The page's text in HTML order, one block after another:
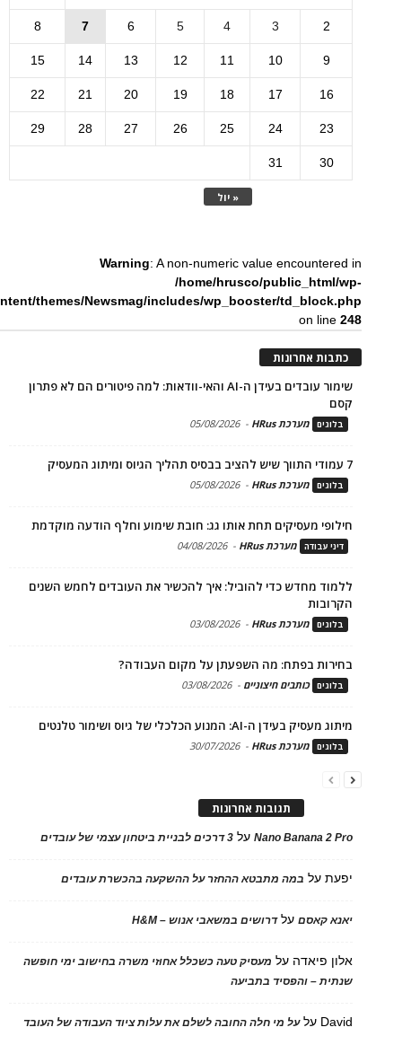
« יול
2
3
4
5
6
7
8
9
10
11
12
13
14
15
16
17
18
19
20
21
22
23
24
25
26
27
28
29
30
31
Warning: A non-numeric value encountered in
/home/hrusco/public_html/wp-
themes/Newsmag/includes/wp_booster/td_block.php
on line248
כתבות אחרונות
שימור עובדים בעידן ה-AI והאי-וודאות: למה פיטורים הם לא פתרון
קסם
בלוגים מערכת HRus -
05/08/2026
7 עמודי התווך שיש להציב בבסיס תהליך הגיוס ומיתוג המעסיק
בלוגים מערכת HRus -
05/08/2026
חילופי מעסיקים תחת אותו גג: חובת שימוע וחלף הודעה מוקדמת
דיני עבודה מערכת HRus -
04/08/2026
ללמוד מחדש כדי להוביל: איך להכשיר את העובדים לחמש השנים
הקרובות
בלוגים מערכת HRus -
03/08/2026
בחירות בפתח: מה השפעתן על מקום העבודה?
בלוגים כותבים חיצוניים -
03/08/2026
מיתוג מעסיק בעידן ה-AI: המנוע הכלכלי של גיוס ושימור טלנטים
בלוגים מערכת HRus -
30/07/2026
תגובות אחרונות
Nano Banana 2 Proעל 3 דרכים לבניית ביטחון עצמי של עובדים
יפעתעל במה מתבטא ההחזר על ההשקעה בהכשרת עובדים
יאנא קאסםעלדרושים במשאבי אנוש – H&M
אלון פיאדה על מעסיק טעה כשכלל אחוזי משרה בחישוב ימי חופשה
שנתית – והפסיד בתביעה
David עלעל מי חלה החובה לשלם את עלות ציוד העבודה של העובד